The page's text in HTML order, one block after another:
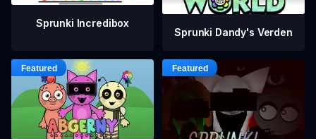
Sprunki Incredibox
Sprunki Dandy's Verden